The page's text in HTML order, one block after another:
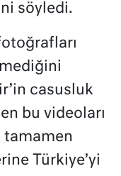
söyledi.
casusluk
bu videoları
Türkiye’yi